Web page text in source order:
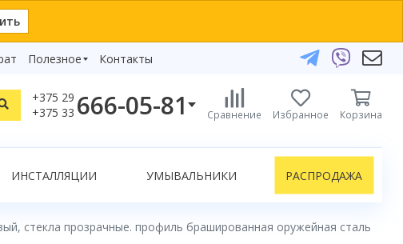
Полезное
Видеообзоры
Бренды
Контакты
+375 29
+375 33 666-05-81
+375 29 666-05-81
+375 17 243-24-29
ЗАКАЗАТЬ ЗВОНОК
Сравнение Избранное Корзина
ИНСТАЛЛЯЦИИ УМЫВАЛЬНИКИ РАСПРОДАЖА
стекла прозрачные. профиль брашированная оружейная сталь